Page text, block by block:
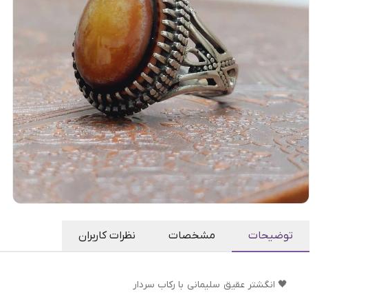
توضیحات مشخصات نظرات کاربران
🖤 انگشتر عقیق سلیمانی با رکاب سردار